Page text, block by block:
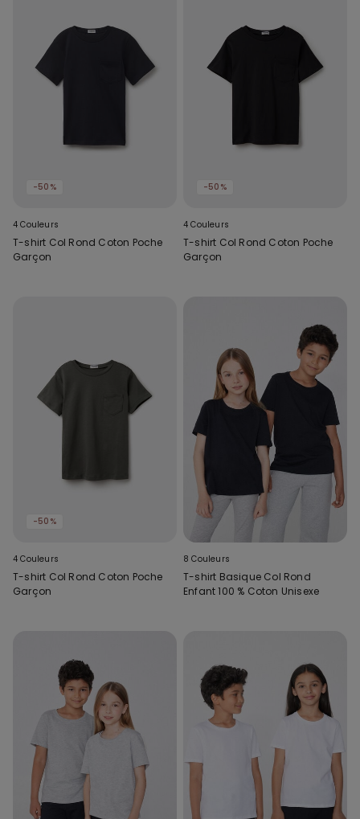
-50%
4 Couleurs
T-shirt Col Rond Coton Poche
Garçon
-50%
4 Couleurs
T-shirt Col Rond Coton Poche
Garçon
-50%
4 Couleurs
T-shirt Col Rond Coton Poche
Garçon
8 Couleurs
T-shirt Basique Col Rond
Enfant 100 % Coton Unisexe